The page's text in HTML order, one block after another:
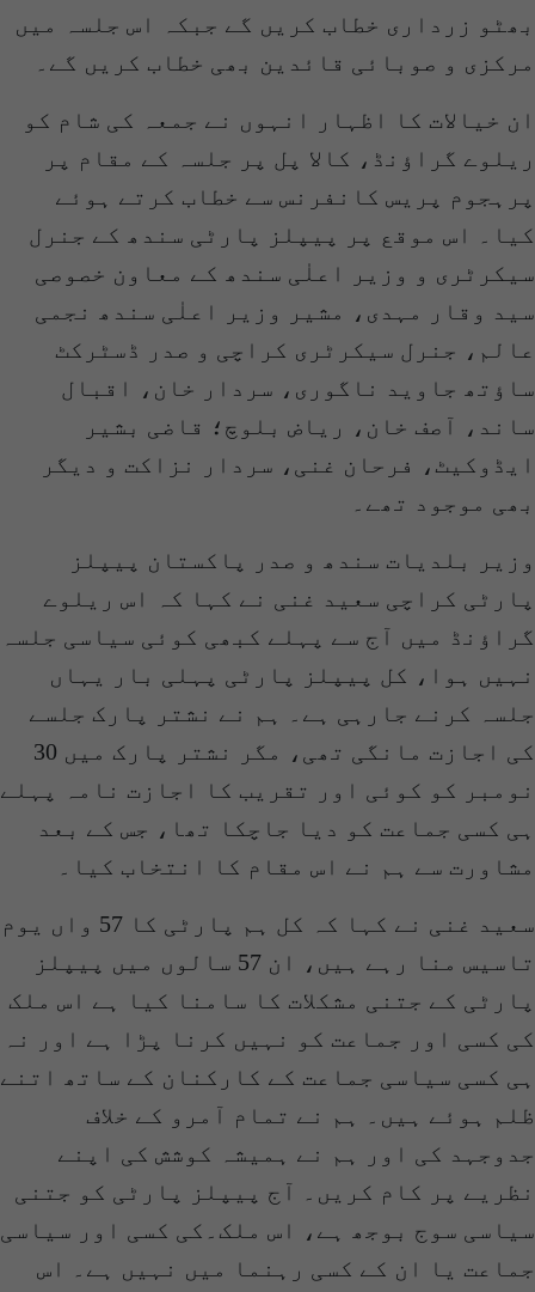
بھٹو زرداری خطاب کریں گے جبکہ اس جلسہ میں
مرکزی و صوبائی قائدین بھی خطاب کریں گے۔
ان خیالات کا اظہار انہوں نے جمعہ کی شام کو
ریلوے گراؤنڈ، کالا پل پر جلسہ کے مقام پر
پرہجوم پریس کانفرنس سے خطاب کرتے ہوئے
کیا۔ اس موقع پر پیپلز پارٹی سندھ کے جنرل
سیکرٹری و وزیر اعلٰی سندھ کے معاون خصوصی
سید وقار مہدی، مشیر وزیر اعلٰی سندھ نجمی
عالم، جنرل سیکرٹری کراچی و صدر ڈسٹرکٹ
ساؤتھ جاوید ناگوری، سردار خان، اقبال
ساند، آصف خان، ریاض بلوچ؛ قاضی بشیر
ایڈوکیٹ، فرحان غنی، سردار نزاکت و دیگر
بھی موجود تھے۔
وزیر بلدیات سندھ و صدر پاکستان پیپلز
پارٹی کراچی سعید غنی نے کہا کہ اس ریلوے
گراؤنڈ میں آج سے پہلے کبھی کوئی سیاسی جلسہ
نہیں ہوا، کل پیپلز پارٹی پہلی بار یہاں
جلسہ کرنے جارہی ہے۔ ہم نے نشتر پارک جلسے
کی اجازت مانگی تھی، مگر نشتر پارک میں 30
نومبر کو کوئی اور تقریب کا اجازت نامہ پہلے
ہی کسی جماعت کو دیا جاچکا تھا، جس کے بعد
مشاورت سے ہم نے اس مقام کا انتخاب کیا۔
سعید غنی نے کہا کہ کل ہم پارٹی کا 57 واں یوم
تاسیس منا رہے ہیں، ان 57 سالوں میں پیپلز
پارٹی کے جتنی مشکلات کا سامنا کیا ہے اس ملک
کی کسی اور جماعت کو نہیں کرنا پڑا ہے اور نہ
ہی کسی سیاسی جماعت کے کارکنان کے ساتھ اتنے
ظلم ہوئے ہیں۔ ہم نے تمام آمرو کے خلاف
جدوجہد کی اور ہم نے ہمیشہ کوشش کی اپنے
نظریے پر کام کریں۔ آج پیپلز پارٹی کو جتنی
سیاسی سوج بوجھ ہے، اس ملک۔کی کسی اور سیاسی
جماعت یا ان کے کسی رہنما میں نہیں ہے۔ اس